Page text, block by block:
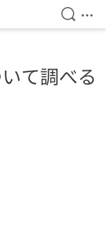
Open
て調べる